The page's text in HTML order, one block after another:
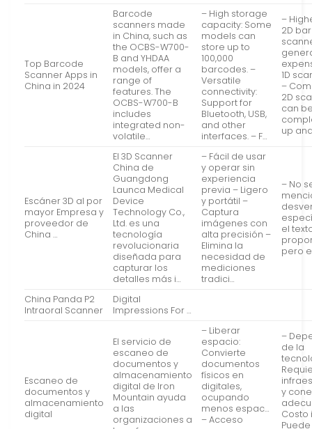
Top Barcode
Scanner Apps in
China in 2024
Barcode
scanners made
in China, such as
the OCBS-W700-
B and YHDAA
models, offer a
range of
features. The
OCBS-W700-B
includes
integrated non-
volatile…
– High storage
capacity: Some
models can
store up to
100,000
barcodes. –
Versatile
connectivity:
Support for
Bluetooth, USB,
and other
interfaces. – F…
–
2D
1D
–
2D
can
up
Escáner 3D al por
mayor Empresa y
proveedor de
China …
El 3D Scanner
China de
Guangdong
Launca Medical
Device
Technology Co.,
Ltd. es una
tecnología
revolucionaria
diseñada para
capturar los
detalles más i…
– Fácil de usar
y operar sin
experiencia
previa – Ligero
y portátil –
Captura
imágenes con
alta precisión –
Elimina la
necesidad de
mediciones
tradici…
– No
el
pero
China Panda P2
Intraoral Scanner
Digital
Impressions For …
Escaneo de
documentos y
almacenamiento
digital
El servicio de
escaneo de
documentos y
almacenamiento
digital de Iron
Mountain ayuda
a las
organizaciones a
– Liberar
espacio:
Convierte
documentos
físicos en
digitales,
ocupando
menos espac…
– Acceso
–
de la
y
Costo